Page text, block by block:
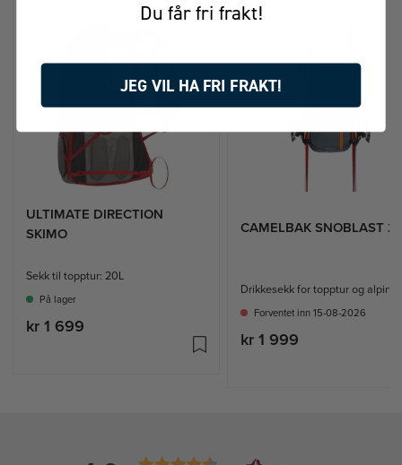
ULTIMATE DIRECTION
SKIMO
Sekk til topptur: 20L
På lager
kr 1 699
CAMELBAK SNOBLAST
Drikkesekk for topptur og alpint
Forventet inn 15-08-2026
kr 1 999
Du får fri frakt!
JEG VIL HA FRI FRAKT!